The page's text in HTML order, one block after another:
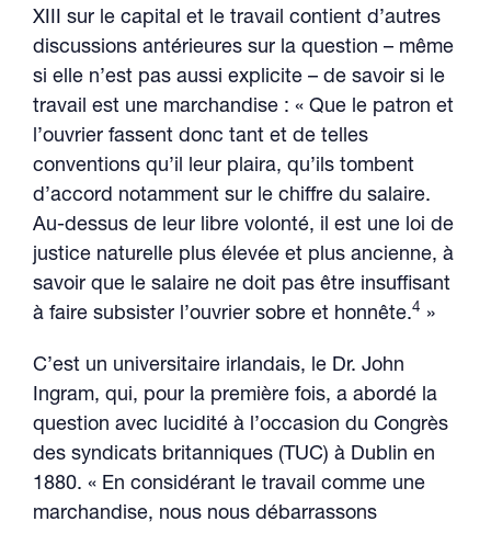
XIII sur le capital et le travail contient d’autres
discussions antérieures sur la question – même
si elle n’est pas aussi explicite – de savoir si le
travail est une marchandise : « Que le patron et
l’ouvrier fassent donc tant et de telles
conventions qu’il leur plaira, qu’ils tombent
d’accord notamment sur le chiffre du salaire.
Au-dessus de leur libre volonté, il est une loi de
justice naturelle plus élevée et plus ancienne, à
savoir que le salaire ne doit pas être insuffisant
à faire subsister l’ouvrier sobre et honnête.4 »
C’est un universitaire irlandais, le Dr. John
Ingram, qui, pour la première fois, a abordé la
question avec lucidité à l’occasion du Congrès
des syndicats britanniques (TUC) à Dublin en
1880. « En considérant le travail comme une
marchandise, nous nous débarrassons